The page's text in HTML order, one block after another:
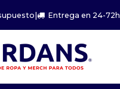
| Entrega en 24-72h